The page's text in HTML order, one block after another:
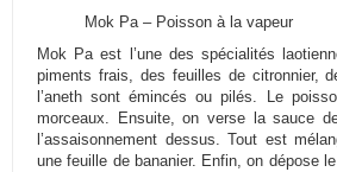
Mok Pa – Poisson à la vapeur
Mok Pa est l’une des spécialités
piments frais, des feuilles de citronnier,
l’aneth sont émincés ou pilés. Le
morceaux. Ensuite, on verse la sauce
l’assaisonnement dessus. Tout est
une feuille de bananier. Enfin, on dépose